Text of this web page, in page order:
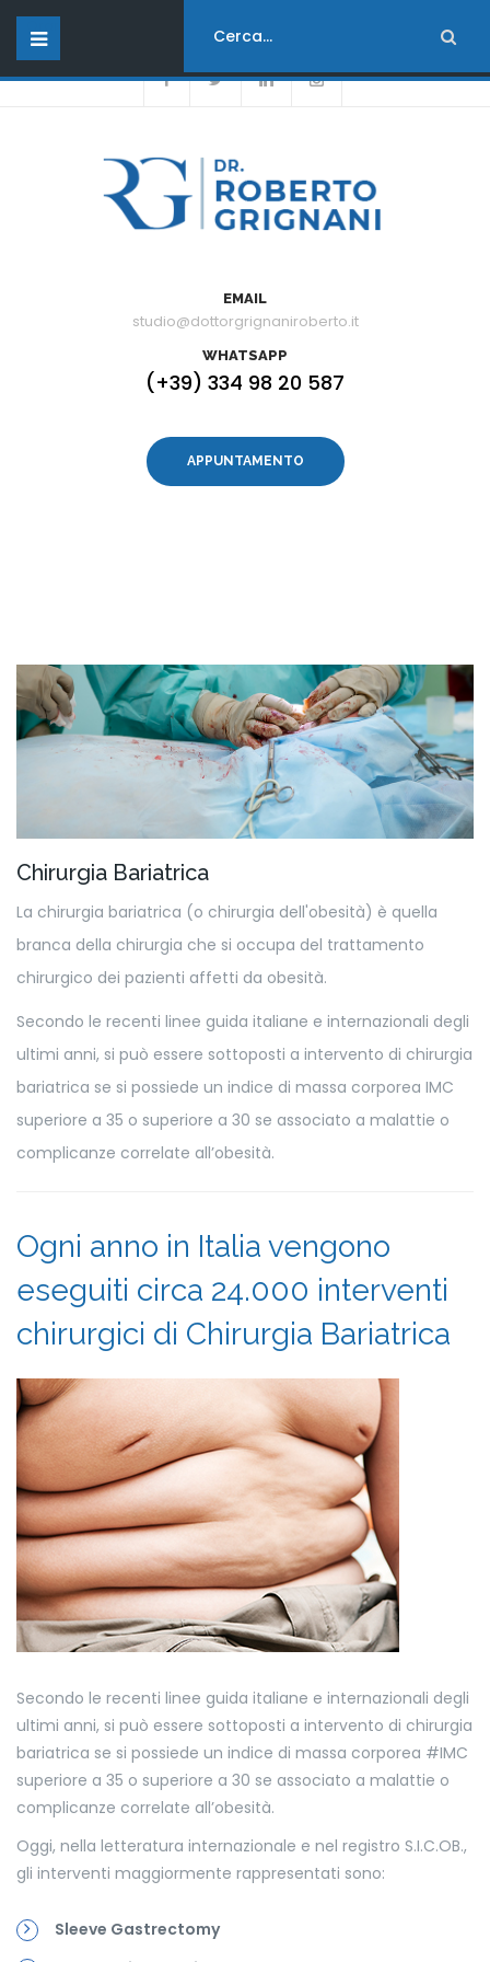
dal Lunedì al Venerdì - dalle 08:00 alle 17:00
EMAIL
studio@dottorgrignaniroberto.it
WHATSAPP
(+39) 334 98 20 587
APPUNTAMENTO
Chirurgia Bariatrica
La chirurgia bariatrica (o chirurgia dell'obesità) è quella
branca della chirurgia che si occupa del trattamento
chirurgico dei pazienti affetti da obesità.
Secondo le recenti linee guida italiane e internazionali degli
ultimi anni, si può essere sottoposti a intervento di chirurgia
bariatrica se si possiede un indice di massa corporea IMC
superiore a 35 o superiore a 30 se associato a malattie o
complicanze correlate all’obesità.
Ogni anno in Italia vengono
eseguiti circa 24.000 interventi
chirurgici di Chirurgia Bariatrica
Secondo le recenti linee guida italiane e internazionali degli
ultimi anni, si può essere sottoposti a intervento di chirurgia
bariatrica se si possiede un indice di massa corporea #IMC
superiore a 35 o superiore a 30 se associato a malattie o
complicanze correlate all’obesità.
Oggi, nella letteratura internazionale e nel registro S.I.C.OB.,
gli interventi maggiormente rappresentati sono:
Sleeve Gastrectomy